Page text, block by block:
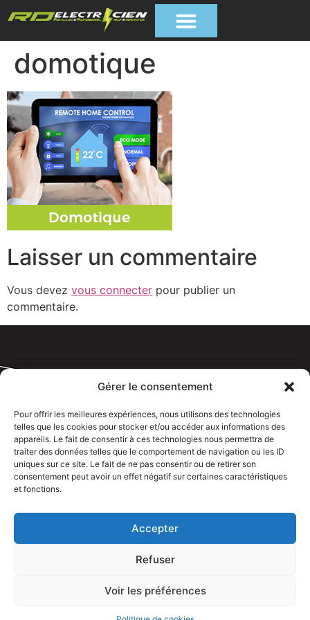
Gérer le consentement
Pour offrir les meilleures expériences, nous utilisons des technologies
telles que les cookies pour stocker et/ou accéder aux informations des
appareils. Le fait de consentir à ces technologies nous permettra de
traiter des données telles que le comportement de navigation ou les ID
uniques sur ce site. Le fait de ne pas consentir ou de retirer son
consentement peut avoir un effet négatif sur certaines caractéristiques
et fonctions.
Accepter
Refuser
Voir les préférences
domotique
Laisser un commentaire
Vous devez vous connecter pour publier un
commentaire.
Tous droits réservé @rdelectricien.fr –Mentions légales–
Recrutement–
Siege social :82 rue Jeanne d’Arc – 76000 Rouen
Bureau et showroom :
APPELEZ NOUS